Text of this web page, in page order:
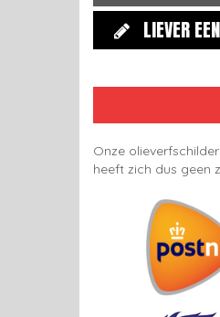
LIEVER
Onze
heeft zich dus geen